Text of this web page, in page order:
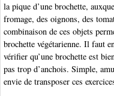
la pique d’une brochette,
fromage, des oignons, des
combinaison de ces objets
brochette végétarienne. Il faut
vérifier qu’une brochette est
pas trop d’anchois. Simple,
envie de transposer ces